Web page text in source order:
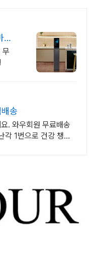
이
무
송
. 와우회원 무료배송
각 1번으로 건강 챙기